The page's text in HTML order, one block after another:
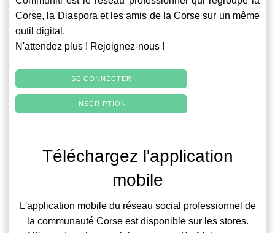
Corse, la Diaspora et les amis de la Corse sur un même
outil digital.
N'attendez plus ! Rejoignez-nous !
SE CONNECTER
INSCRIPTION
Téléchargez l'application
mobile
L'application mobile du réseau social professionnel de
la communauté Corse est disponible sur les stores.